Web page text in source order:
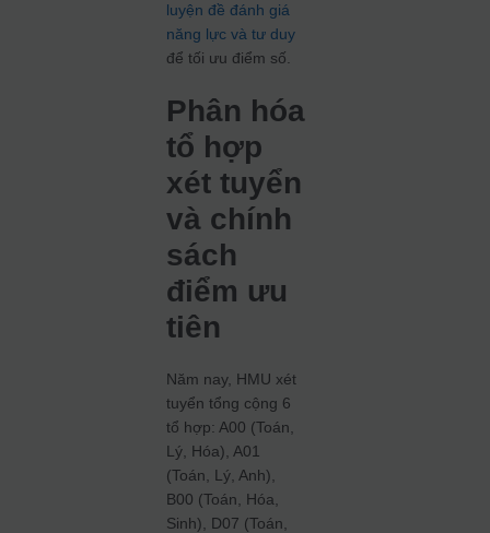
luyện đề đánh giá
năng lực và tư duy
để tối ưu điểm số.
Phân hóa
tổ hợp
xét tuyển
và chính
sách
điểm ưu
tiên
Năm nay, HMU xét
tuyển tổng cộng 6
tổ hợp: A00 (Toán,
Lý, Hóa), A01
(Toán, Lý, Anh),
B00 (Toán, Hóa,
Sinh), D07 (Toán,